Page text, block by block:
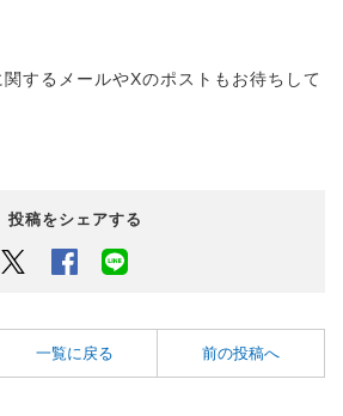
するメールやXのポストもお待ちして
投稿をシェアする
Twitter Facebook
一覧に戻る 前の投稿へ